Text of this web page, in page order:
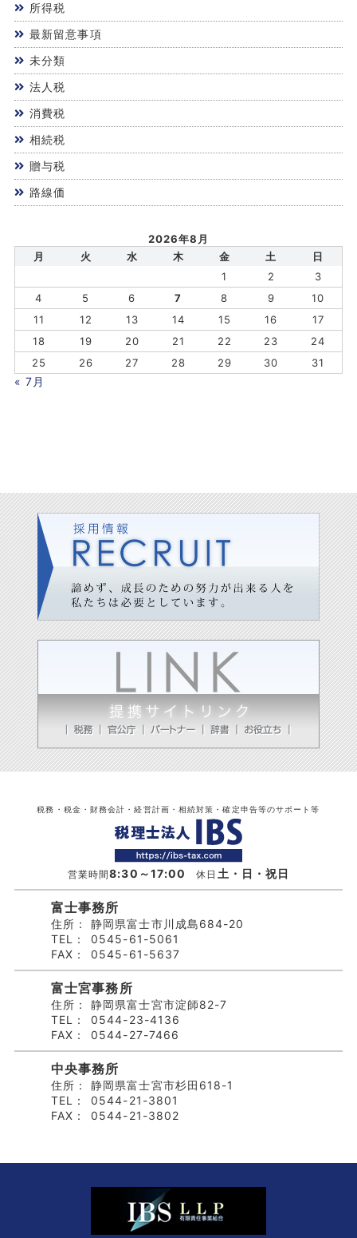
所得税
最新留意事項
未分類
法人税
消費税
相続税
贈与税
路線価
2026年8月
月
火 水 木 金 土
日
1
2
3
4
5 6 7 8 9
10
11
12 13 14 15 16
17
18
19 20 21 22 23
24
25
26 27 28 29 30 31
« 7月
税務・税金・財務会計・経営計画・相続対策・確定申告等のサポート等
営業時間8:30～17:00 休日 土・日・祝日
富士事務所
住所：
静岡県富士市川成島684-20
TEL：
0545-61-5061
FAX：
0545-61-5637
富士宮事務所
住所：
静岡県富士宮市淀師82-7
TEL：
0544-23-4136
FAX：
0544-27-7466
中央事務所
住所：
静岡県富士宮市杉田618-1
TEL：
0544-21-3801
FAX：
0544-21-3802